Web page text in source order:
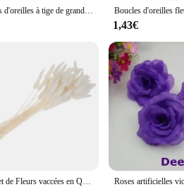
Boucles d'oreilles à tige de grande fleur exagérées pour femmes, boucle d'oreille pétale en tissu moelleux, fête romantique, boucles d'oreilles de mariage, bijoux tendance, 2023
1,43€
Bouquet de Fleurs vaccées en Queue de Lapin pour Décoration de Mariage, Plantes Naturelles pour Photographie, 60 Pièces